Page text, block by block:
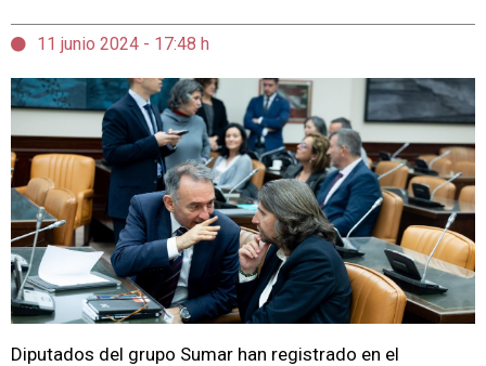
11 junio 2024 - 17:48 h
Diputados del grupo Sumar han registrado en el